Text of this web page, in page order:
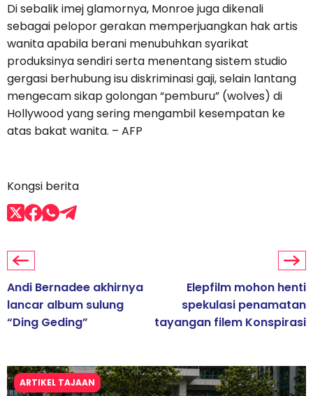
Di sebalik imej glamornya, Monroe juga dikenali
sebagai pelopor gerakan memperjuangkan hak artis
wanita apabila berani menubuhkan syarikat
produksinya sendiri serta menentang sistem studio
gergasi berhubung isu diskriminasi gaji, selain lantang
mengecam sikap golongan “pemburu” (wolves) di
Hollywood yang sering mengambil kesempatan ke
atas bakat wanita. – AFP
Kongsi berita
Andi Bernadee akhirnya
lancar album sulung
“Ding Geding”
Elepfilm mohon henti
spekulasi penamatan
tayangan filem Konspirasi
ARTIKEL TAJAAN